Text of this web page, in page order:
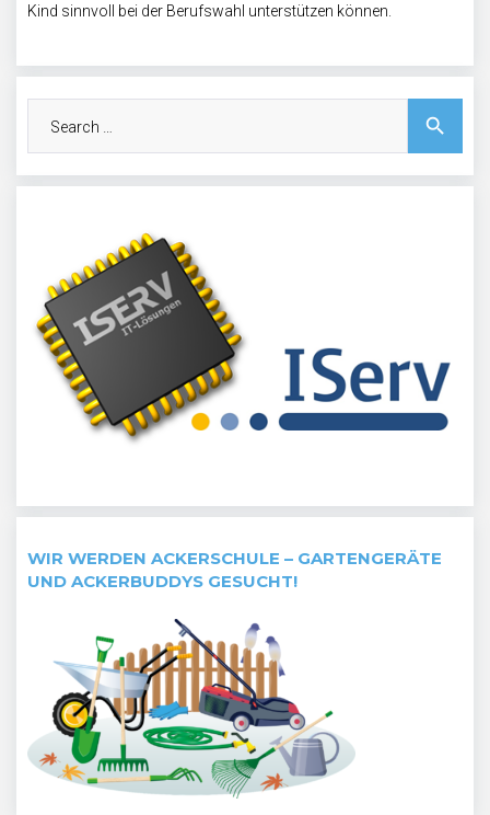
Kind sinnvoll bei der Berufswahl unterstützen können.
search
WIR WERDEN ACKERSCHULE – GARTENGERÄTE
UND ACKERBUDDYS GESUCHT!